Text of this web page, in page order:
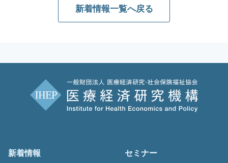
新着情報一覧へ戻る
新着情報
セミナー